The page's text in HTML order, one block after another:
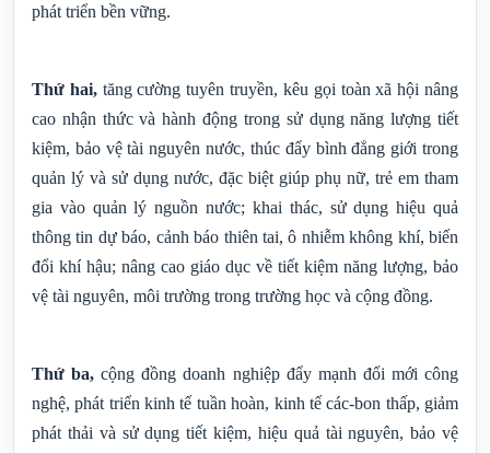
phát triển bền vững.
Thứ hai, tăng cường tuyên truyền, kêu gọi toàn xã hội nâng
cao nhận thức và hành động trong sử dụng năng lượng tiết
kiệm, bảo vệ tài nguyên nước, thúc đẩy bình đẳng giới trong
quản lý và sử dụng nước, đặc biệt giúp phụ nữ, trẻ em tham
gia vào quản lý nguồn nước; khai thác, sử dụng hiệu quả
thông tin dự báo, cảnh báo thiên tai, ô nhiễm không khí, biến
đổi khí hậu; nâng cao giáo dục về tiết kiệm năng lượng, bảo
vệ tài nguyên, môi trường trong trường học và cộng đồng.
Thứ ba, cộng đồng doanh nghiệp đẩy mạnh đổi mới công
nghệ, phát triển kinh tế tuần hoàn, kinh tế các-bon thấp, giảm
phát thải và sử dụng tiết kiệm, hiệu quả tài nguyên, bảo vệ